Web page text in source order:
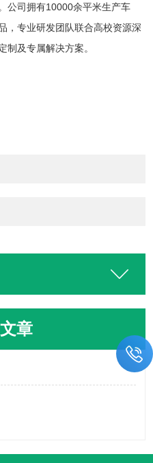
公司拥有10000余平米生产车
，专业研发团队联合高校资源深
制及专属解决方案。
章